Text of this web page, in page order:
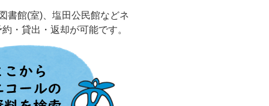
書館(室)、塩田公民館などネ
・貸出・返却が可能です。